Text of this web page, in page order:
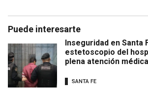
Puede interesarte
Inseguridad en Santa
estetoscopio del
plena atención médica
SANTA FE